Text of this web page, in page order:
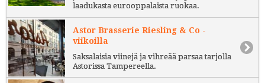
laadukasta eurooppalaista ruokaa.
Astor Brasserie Riesling & Co -
viikoilla
Saksalaisia viinejä ja vihreää parsaa tarjolla
Astorissa Tampereella.